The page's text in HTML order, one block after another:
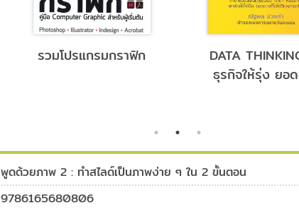
รวมโปรแกรมกราฟิก
DATA
ธุรกิจให้รุ่ง ยอ
พูดด้วยภาพ 2 : ทำสไลด์เป็นภาพง่าย ๆ ใน 2 ขั้นตอน
9786165680806